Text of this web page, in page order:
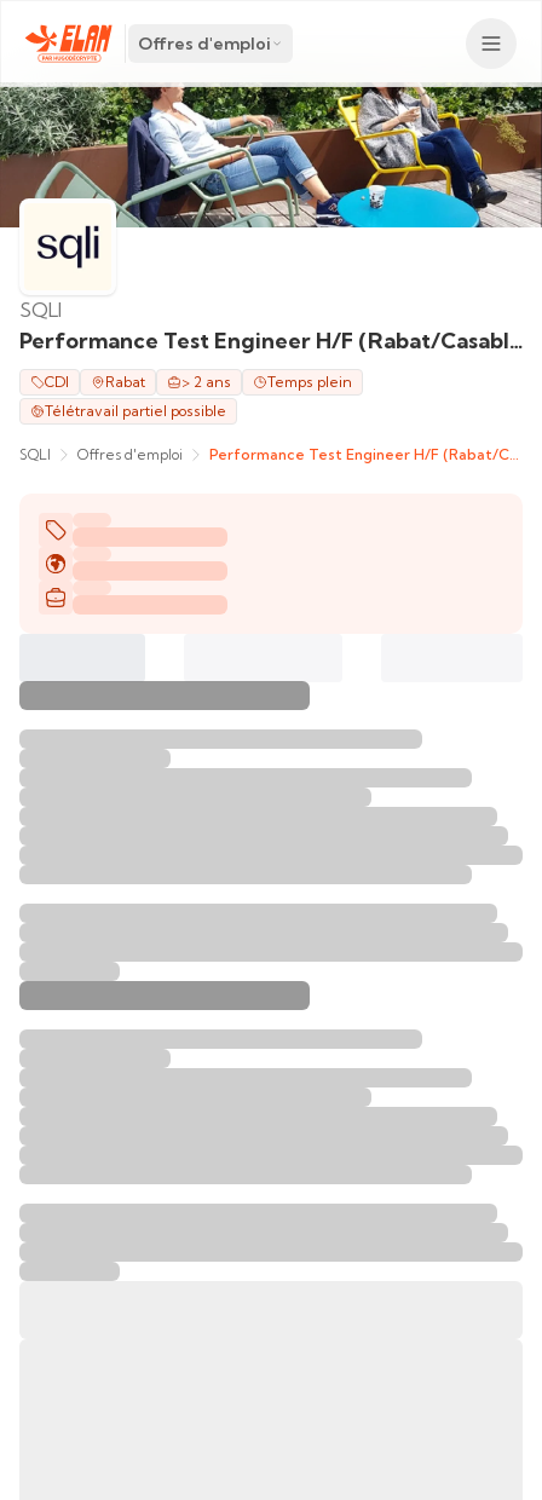
Offres d'emploi
Performance Test Engineer H/F (Rabat/Casablanca)
SQLI
CDI Rabat > 2 ans
Temps plein
Télétravail partiel possible
SQLI Offres d'emploi Performance Test Engineer H/F (Rabat/Casablanca)